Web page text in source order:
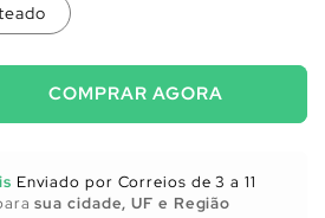
COMPRAR AGORA
Enviado por Correios de 3 a 11
sua cidade, UF e Região